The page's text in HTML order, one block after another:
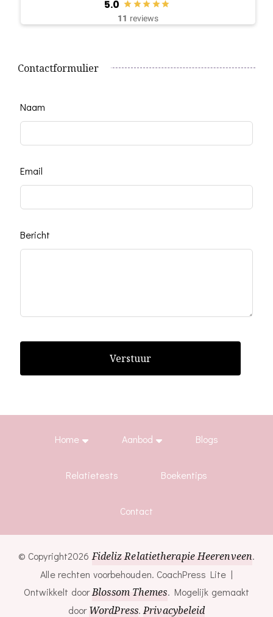
5.0
11 reviews
Contactformulier
Leave
this
field
Naam
Email
Bericht
Verstuur
Home Aanbod Blogs
Relatietests Boekentips
Contact
© Copyright2026 Fideliz Relatietherapie Heerenveen.
Alle rechten voorbehouden. CoachPress Lite |
Ontwikkelt doorBlossom Themes. Mogelijk gemaakt
doorWordPress. Privacybeleid